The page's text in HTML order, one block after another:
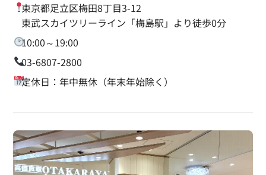
東京都足立区梅田8丁目3-12
東武スカイツリーライン「梅島駅」より徒歩0分
10:00～19:00
03-6807-2800
定休日：年中無休（年末年始除く）